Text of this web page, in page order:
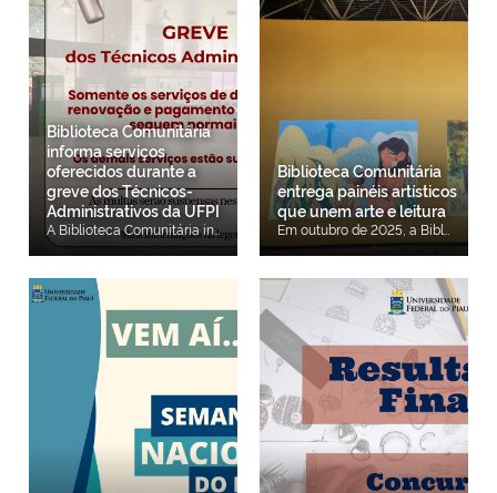
Biblioteca Comunitária
informa serviços
oferecidos durante a
greve dos Técnicos-
Administrativos da UFPI
A Biblioteca Comunitária informa que, durante a greve dos Técnicos-Administrativos da UFPI, o seu horário de funcionamento e a oferta de serviços sofreram alterações. Veja abaixo o que funciona e o que está suspenso. HORÁRIO DE FUNCIONAMENTO DA BIBLIOTECA COMUNITÁRIA Segunda a Sexta, de 8h às 18h SERVIÇOS OFERTADOS Devolução de livros Renovação de livros Pagamento de multas Watsapp para informações (86) 3237-1771 SERVIÇOS SUSPENSOS Empréstimos domiciliares Espaços de estudo (individual, coletivo e salas de estudo em grupo) Salão de jogos LACI Acervo bibliográfico Setor de Periódicos Emissão de declaração de Nada Consta Solicitação de Ficha Catalográfica Negociação de multas atrasadas Capacitações, palestras e treinamentos Visitas guiadas As fichas catalográficas e declarações de Nada Consta somente serão emitidas em casos excepcionais, com a devida comprovação, tais como: aprovação em concurso público e matrícula em pós-graduação.Agradecemos a compreensão de todos diante da mobilização em defesa dos direitos dos servidores Técnico-Administrativos.
Biblioteca Comunitária
entrega painéis artísticos
que unem arte e leitura